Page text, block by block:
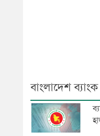
বাংলাদেশ